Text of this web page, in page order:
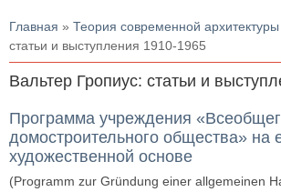
Вы здесь
Главная » Теория современной архитектуры
статьи и выступления 1910-1965
Вальтер Гропиус: статьи и
Программа учреждения
домостроительного общества» на
художественной основе
(Programm zur Gründung einer allgemeinen